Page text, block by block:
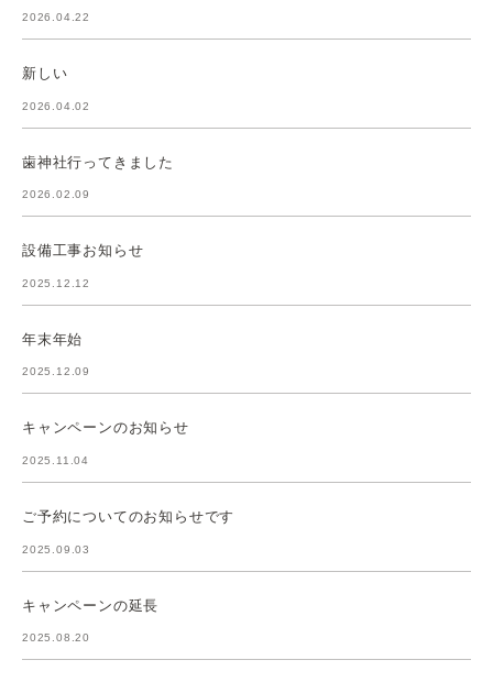
2026.04.22
新しい
2026.04.02
歯神社行ってきました
2026.02.09
設備工事お知らせ
2025.12.12
年末年始
2025.12.09
キャンペーンのお知らせ
2025.11.04
ご予約についてのお知らせです
2025.09.03
キャンペーンの延長
2025.08.20